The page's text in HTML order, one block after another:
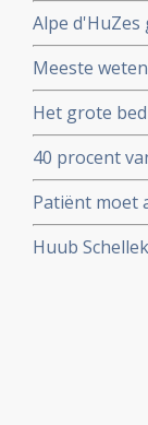
Alpe
Veenendaal
Meeste
over meer
Het grote
blootgelegd
40 procent
en vermeld
Patiënt moet
column
Huub